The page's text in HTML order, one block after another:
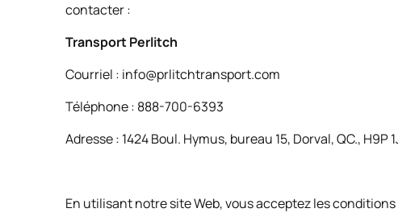
contacter :
Transport Perlitch
Courriel : info@prlitchtransport.com
Téléphone : 888-700-6393
Adresse : 1424 Boul. Hymus, bureau 15, Dorval, QC., H9P
En utilisant notre site Web, vous acceptez les